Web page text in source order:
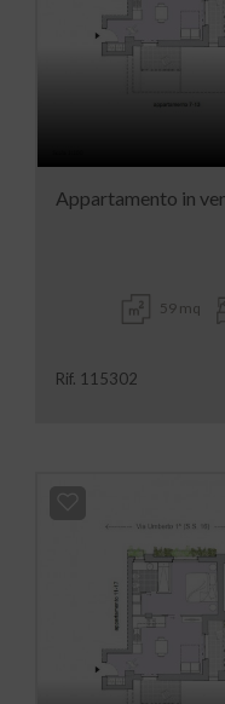
Appartamento in
59 mq
Rif. 115302